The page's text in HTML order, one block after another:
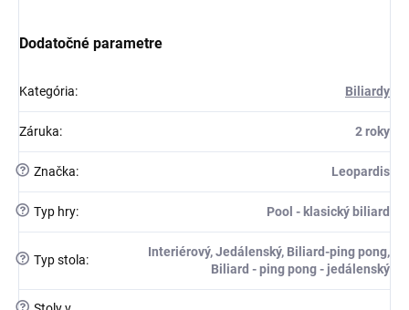
Dodatočné parametre
Kategória: Biliardy
Záruka: 2 roky
? Značka: Leopardis
? Typ hry: Pool - klasický biliard
? Typ stola:
Interiérový, Jedálenský, Biliard-ping pong,
Biliard - ping pong - jedálenský